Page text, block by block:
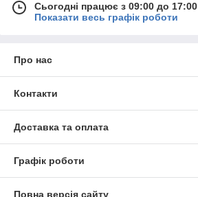
Сьогодні працює з 09:00 до 17:00
Показати весь графік роботи
Про нас
Контакти
Доставка та оплата
Графік роботи
Повна версія сайту